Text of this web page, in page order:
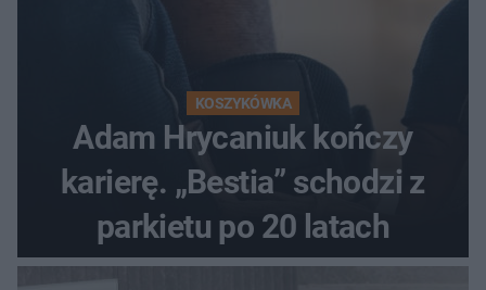
KOSZYKÓWKA
Adam Hrycaniuk kończy
karierę. „Bestia” schodzi z
parkietu po 20 latach